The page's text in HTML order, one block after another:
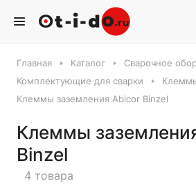
Главная Каталог
Сварочное
Комплектующие для сварки
Клеммы заземления Abicor Binzel
Клеммы
Binzel
4 товара